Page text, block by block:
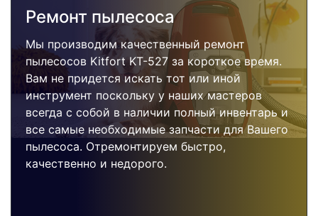
Ремонт пылесоса
Мы производим качественный ремонт
пылесосов Kitfort KT-527 за короткое время.
Вам не придется искать тот или иной
инструмент поскольку у наших мастеров
всегда с собой в наличии полный инвентарь и
все самые необходимые запчасти для Вашего
пылесоса. Отремонтируем быстро,
качественно и недорого.